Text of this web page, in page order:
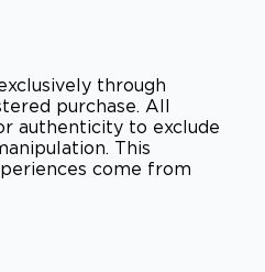
through
purchase. All
authenticity to exclude
This
come from